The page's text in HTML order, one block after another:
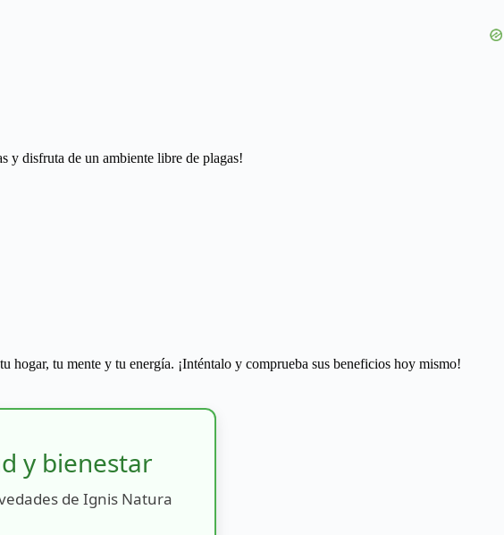
y disfruta de un ambiente libre de plagas!
hogar, tu mente y tu energía. ¡Inténtalo y comprueba sus beneficios hoy mismo!
y bienestar
de Ignis Natura